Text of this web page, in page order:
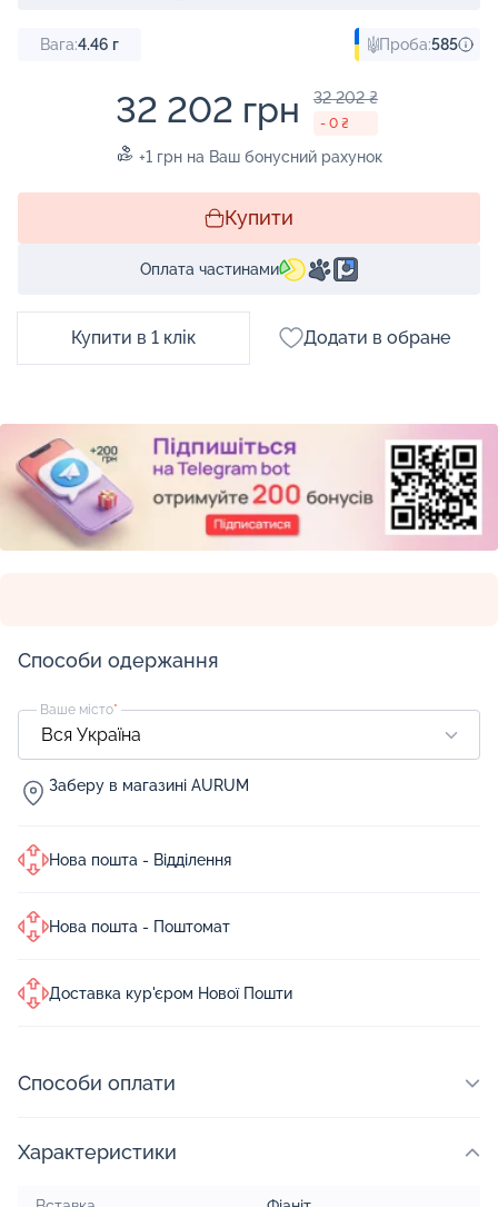
Вага:4.46 г Проба:585
32 202 грн 32 202 ₴
- 0 ₴
+1 грн на Ваш бонусний рахунок
Купити
Оплата частинами
Купити в 1 клік Додати в обране
Способи одержання
Ваше місто*
Заберу в магазині AURUM
Нова пошта - Відділення
Нова пошта - Поштомат
Доставка кур'єром Нової Пошти
Способи оплати
Характеристики